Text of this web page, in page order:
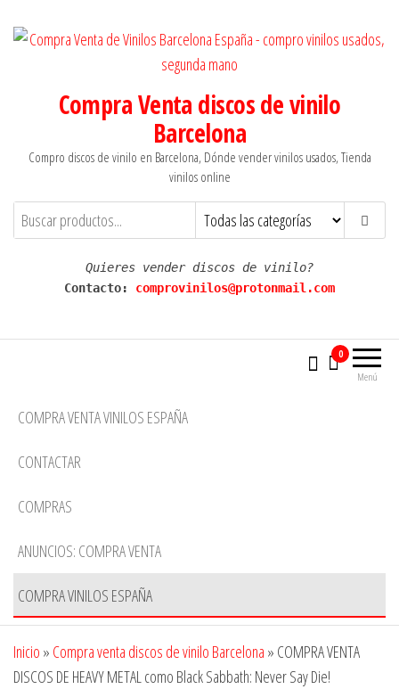
Compra Venta discos de vinilo
Barcelona
Compro discos de vinilo en Barcelona, Dónde vender vinilos usados, Tienda
vinilos online
Quieres vender discos de vinilo?
Contacto: comprovinilos@protonmail.com
Menú
0
COMPRA VENTA VINILOS ESPAÑA
CONTACTAR
COMPRAS
ANUNCIOS: COMPRA VENTA
COMPRA VINILOS ESPAÑA
Inicio » Compra venta discos de vinilo Barcelona » COMPRA VENTA
DISCOS DE HEAVY METAL como Black Sabbath: Never Say Die!